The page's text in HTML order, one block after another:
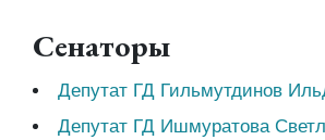
Сенаторы
Депутат ГД Гильмутдинов
Депутат ГД Ишмуратова